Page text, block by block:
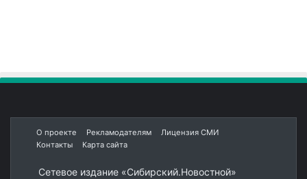
О проекте Рекламодателям
Лицензия СМИ
Контакты
Карта сайта
Сетевое издание «Сибирский.Новостной»